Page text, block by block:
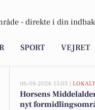
- direkte i din
SPORT VEJRET
06-08-2026 15:03 |
Horsens
nyt